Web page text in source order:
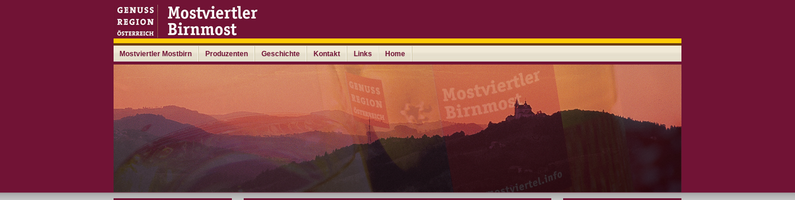
Mostviertler Mostbirn Produzenten Geschichte Kontakt Links Home